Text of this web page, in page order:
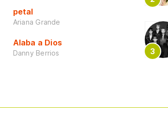
petal
Ariana Grande
Alaba a Dios
Danny Berrios